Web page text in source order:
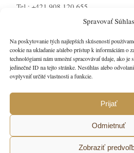
Spravovať Súhlas
Na poskytovanie tých najlepších skúseností
cookie na ukladanie a/alebo prístup k informáciám o
technológiami nám umožní spracovávať údaje, ako je
jedinečné ID na tejto stránke. Nesúhlas alebo
ovplyvniť určité vlastnosti a funkcie.
Prijať
Odmietnuť
Zobraziť
Tel.: +421 908 120 655
E-mail: linda.katona@katona.sk
Hľadáte spoľahlivé a profesionálne
Kontaktujte nás